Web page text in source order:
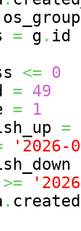
= g . id
<=
0
= 49
=
1
=
'2026-
>=
.